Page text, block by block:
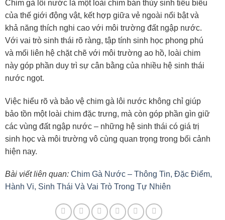
Chim gà lôi nước là một loài chim bán thủy sinh tiêu biểu
của thế giới động vật, kết hợp giữa vẻ ngoài nổi bật và
khả năng thích nghi cao với môi trường đất ngập nước.
Với vai trò sinh thái rõ ràng, tập tính sinh học phong phú
và mối liên hệ chặt chẽ với môi trường ao hồ, loài chim
này góp phần duy trì sự cân bằng của nhiều hệ sinh thái
nước ngọt.
Việc hiểu rõ và bảo vệ chim gà lôi nước không chỉ giúp
bảo tồn một loài chim đặc trưng, mà còn góp phần gìn giữ
các vùng đất ngập nước – những hệ sinh thái có giá trị
sinh học và môi trường vô cùng quan trọng trong bối cảnh
hiện nay.
Bài viết liên quan: Chim Gà Nước – Thông Tin, Đặc Điểm,
Hành Vi, Sinh Thái Và Vai Trò Trong Tự Nhiên